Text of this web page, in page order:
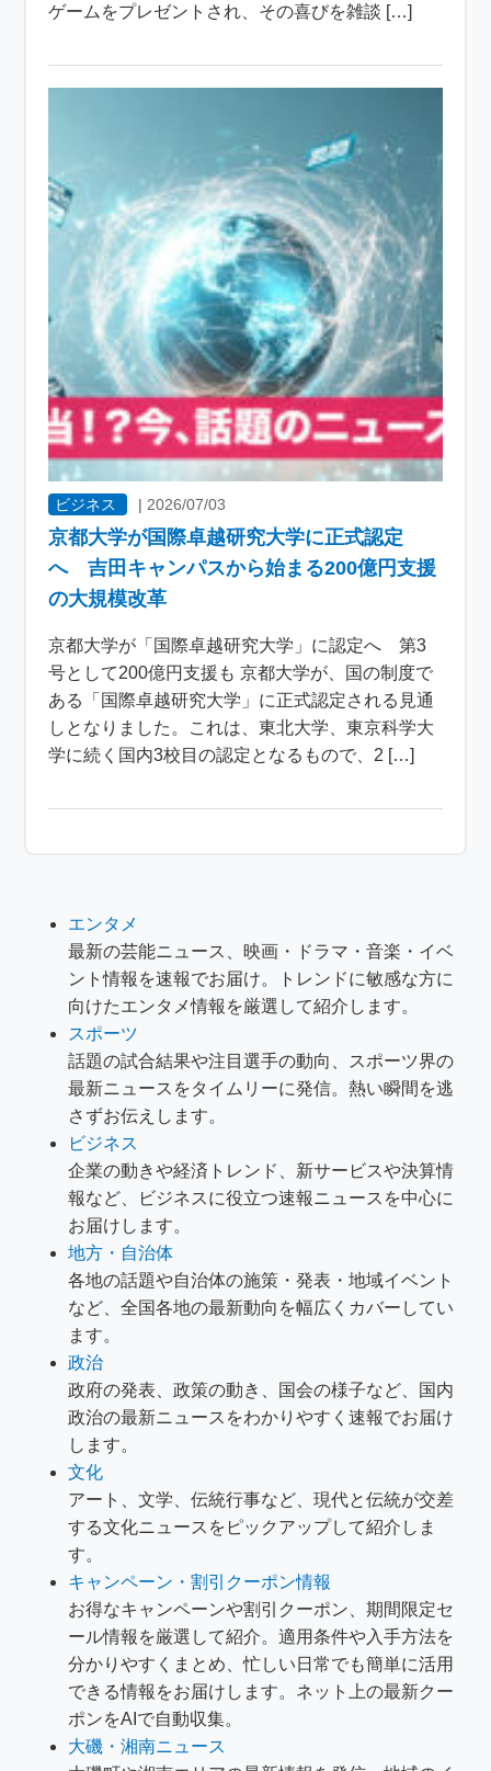
ゲームをプレゼントされ、その喜びを雑談 […]
ビジネス | 2026/07/03
京都大学が国際卓越研究大学に正式認定
へ 吉田キャンパスから始まる200億円支援
の大規模改革
京都大学が「国際卓越研究大学」に認定へ 第3
号として200億円支援も 京都大学が、国の制度で
ある「国際卓越研究大学」に正式認定される見通
しとなりました。これは、東北大学、東京科学大
学に続く国内3校目の認定となるもので、2 […]
エンタメ
最新の芸能ニュース、映画・ドラマ・音楽・イベ
ント情報を速報でお届け。トレンドに敏感な方に
向けたエンタメ情報を厳選して紹介します。
スポーツ
話題の試合結果や注目選手の動向、スポーツ界の
最新ニュースをタイムリーに発信。熱い瞬間を逃
さずお伝えします。
ビジネス
企業の動きや経済トレンド、新サービスや決算情
報など、ビジネスに役立つ速報ニュースを中心に
お届けします。
地方・自治体
各地の話題や自治体の施策・発表・地域イベント
など、全国各地の最新動向を幅広くカバーしてい
ます。
政治
政府の発表、政策の動き、国会の様子など、国内
政治の最新ニュースをわかりやすく速報でお届け
します。
文化
アート、文学、伝統行事など、現代と伝統が交差
する文化ニュースをピックアップして紹介しま
す。
キャンペーン・割引クーポン情報
お得なキャンペーンや割引クーポン、期間限定セ
ール情報を厳選して紹介。適用条件や入手方法を
分かりやすくまとめ、忙しい日常でも簡単に活用
できる情報をお届けします。ネット上の最新クー
ポンをAIで自動収集。
大磯・湘南ニュース